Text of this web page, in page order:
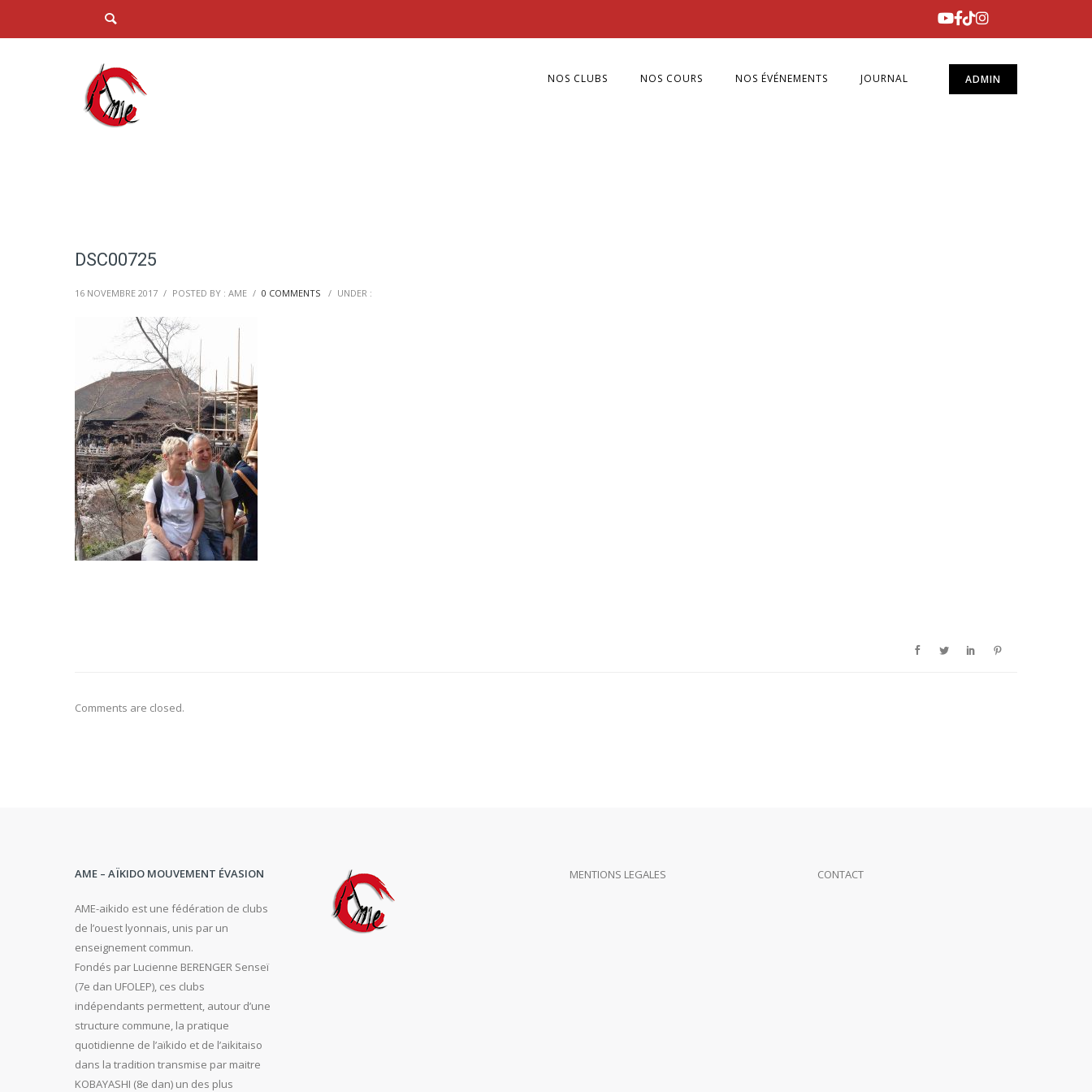
ADMIN
NOS CLUBS NOS COURS NOS ÉVÉNEMENTS JOURNAL
DSC00725
16 NOVEMBRE 2017 / POSTED BY : AME / 0 COMMENTS / UNDER :
Comments are closed.
AME – AÏKIDO MOUVEMENT ÉVASION
AME-aikido est une fédération de clubs
de l’ouest lyonnais, unis par un
enseignement commun.
Fondés par Lucienne BERENGER Senseï
(7e dan UFOLEP), ces clubs
indépendants permettent, autour d’une
structure commune, la pratique
quotidienne de l’aïkido et de l’aikitaiso
dans la tradition transmise par maitre
KOBAYASHI (8e dan) un des plus
MENTIONS LEGALES CONTACT